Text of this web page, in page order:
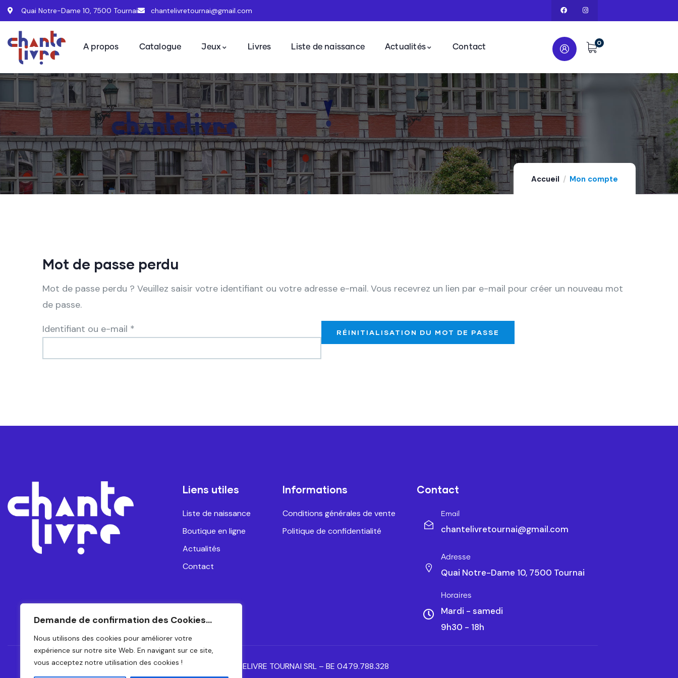
Demande de confirmation des Cookies...
Nous utilisons des cookies pour améliorer votre
expérience sur notre site Web. En navigant sur ce site,
vous acceptez notre utilisation des cookies !
Quai Notre-Dame 10, 7500 Tournai chantelivretournai@gmail.com
A propos Catalogue Jeux Livres Liste de naissance Actualités Contact
0
Accueil Mon compte
Mot de passe perdu
Mot de passe perdu ? Veuillez saisir votre identifiant ou votre adresse e-mail. Vous recevrez un lien par e-mail pour créer un nouveau mot
de passe.
Identifiant ou e-mail * RÉINITIALISATION DU MOT DE PASSE
Liens utiles
Liste de naissance
Boutique en ligne
Actualités
Contact
Informations
Conditions générales de vente
Politique de confidentialité
Contact
Email
chantelivretournai@gmail.com
Adresse
Quai Notre-Dame 10, 7500 Tournai
Horaires
Mardi - samedi
9h30 - 18h
CHANTELIVRE TOURNAI SRL – BE 0479.788.328